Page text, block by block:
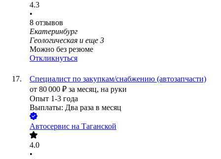
4.3
•
8 отзывов
Екатеринбург
Геологическая и еще 3
Можно без резюме
Откликнуться
Специалист по закупкам/снабжению (автозапчасти)
от 80 000 ₽ за месяц, на руки
Опыт 1-3 года
Выплаты: Два раза в месяц
Автосервис на Таганской
4.0
•